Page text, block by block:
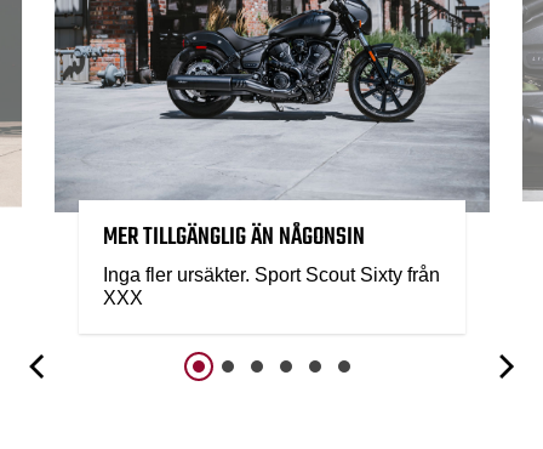
MER TILLGÄNGLIG ÄN NÅGONSIN
Inga fler ursäkter. Sport Scout Sixty från
XXX